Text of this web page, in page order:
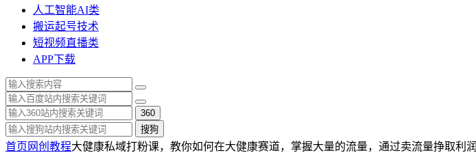
人工智能AI类
搬运起号技术
短视频直播类
APP下载
360
搜狗
首页 网创教程大健康私域打粉课，​教你如何在大健康赛道，掌握大量的流量，通过卖流量挣取利润